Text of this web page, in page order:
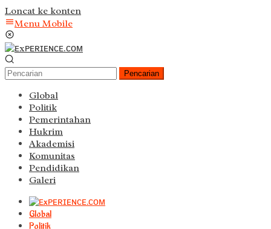
Loncat ke konten
Menu Mobile
Pencarian
Global
Politik
Pemerintahan
Hukrim
Akademisi
Komunitas
Pendidikan
Galeri
Global
Politik